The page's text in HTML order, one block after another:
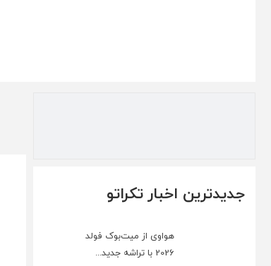
جدیدترین اخبار تکراتو
هواوی از میت‌بوک فولد
2026 با تراشه جدید...